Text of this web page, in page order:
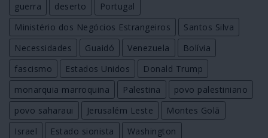
guerra
deserto
Portugal
Ministério dos Negócios Estrangeiros
Santos Silva
Necessidades
Guaidó Venezuela
Bolívia
fascismo
Estados Unidos
Donald Trump
monarquia marroquina
Palestina
povo palestiniano
povo saharaui
Jerusalém Leste
Montes Golã
Israel
Estado sionista
Washington